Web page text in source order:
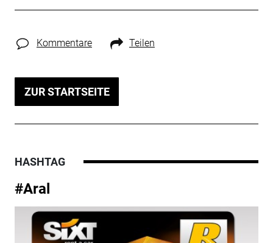
Kommentare Teilen
ZUR STARTSEITE
HASHTAG
#Aral